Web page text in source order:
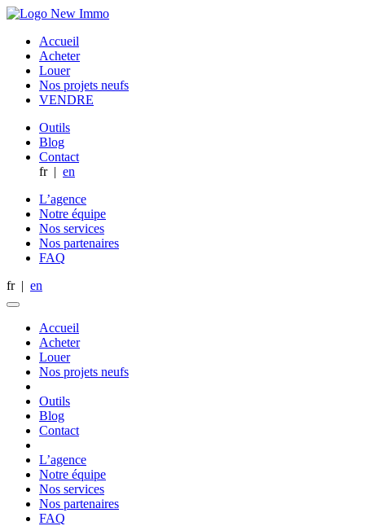
Accueil
Acheter
Louer
Nos projets neufs
VENDRE
Outils
Blog
Contact
fr | en
L’agence
Notre équipe
Nos services
Nos partenaires
FAQ
fr | en
Accueil
Acheter
Louer
Nos projets neufs
Outils
Blog
Contact
L’agence
Notre équipe
Nos services
Nos partenaires
FAQ